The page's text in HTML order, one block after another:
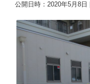
公開日時： 2020年5月8日